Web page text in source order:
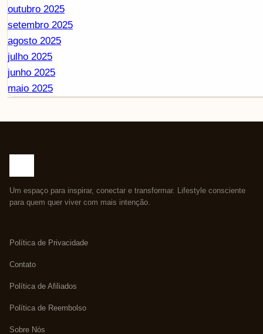
outubro 2025
setembro 2025
agosto 2025
julho 2025
junho 2025
maio 2025
Um espaço para inspirar, conectar e transformar. Lifestyle consciente
para quem quer viver com mais intenção.
Política de Privacidade
Contato
Política de Afiliados
Política de Reembolso
Sobre Nós